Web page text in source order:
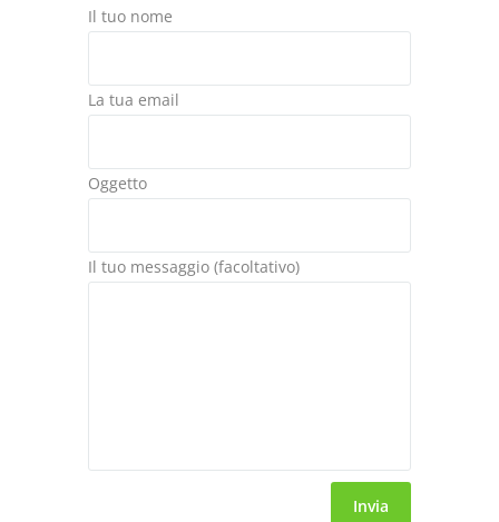
Il tuo nome
La tua email
Oggetto
Il tuo messaggio (facoltativo)